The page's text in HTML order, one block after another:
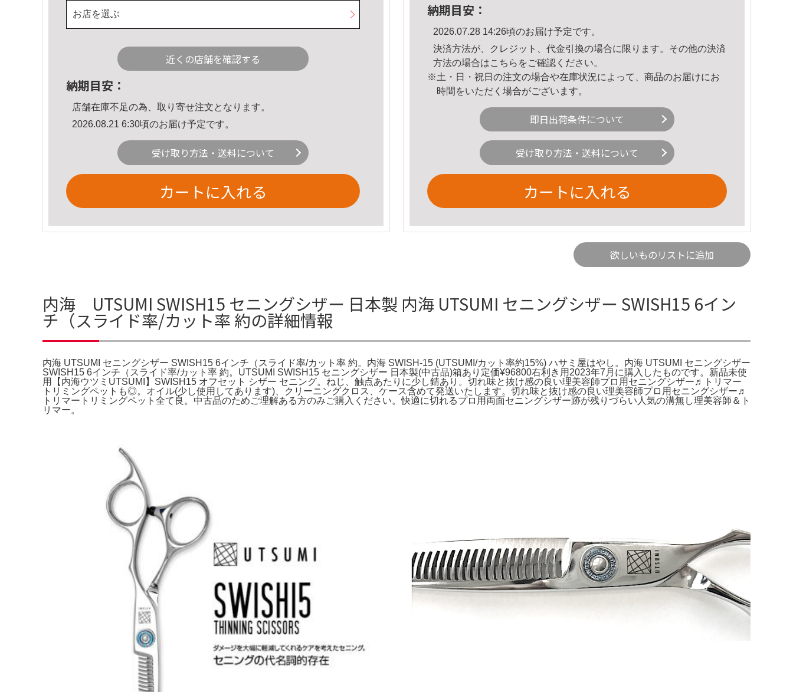
お店を選ぶ
近くの店舗を確認する
納期目安：
店舗在庫不足の為、取り寄せ注文となります。
2026.08.21 6:30頃のお届け予定です。
受け取り方法・送料について
カートに入れる
納期目安：
2026.07.28 14:26頃のお届け予定です。
決済方法が、クレジット、代金引換の場合に限ります。その他の決済
方法の場合はこちら をご確認ください。
※土・日・祝日の注文の場合や在庫状況によって、商品のお届けにお
時間をいただく場合がございます。
即日出荷条件について
受け取り方法・送料について
カートに入れる
欲しいものリストに追加
内海 UTSUMI SWISH15 セニングシザー 日本製 内海 UTSUMI セニングシザー SWISH15 6イン
チ（スライド率/カット率 約の詳細情報
内海 UTSUMI セニングシザー SWISH15 6インチ（スライド率/カット率 約。内海 SWISH-15 (UTSUMI/カット率約15%) ハサミ屋はやし。内海 UTSUMI セニングシザー
SWISH15 6インチ（スライド率/カット率 約。UTSUMI SWISH15 セニングシザー 日本製(中古品)箱あり定価¥96800右利き用2023年7月に購入したものです。新品未使
用【内海ウツミUTSUMI】SWISH15 オフセット シザー セニング。ねじ、触点あたりに少し錆あり。切れ味と抜け感の良い理美容師プロ用セニングシザー♬トリマー
トリミングペットも◎。オイル(少し使用してあります)、クリーニングクロス、ケース含めて発送いたします。切れ味と抜け感の良い理美容師プロ用セニングシザー♬
トリマートリミングペット全て良。中古品のためご理解ある方のみご購入ください。快適に切れるプロ用両面セニングシザー跡が残りづらい人気の溝無し理美容師＆ト
リマー。